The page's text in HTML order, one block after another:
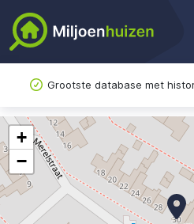
Grootste database met
+
−